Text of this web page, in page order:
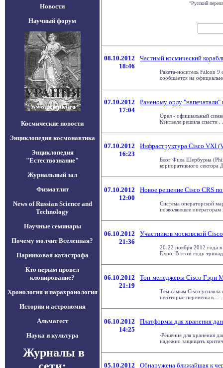
Новости
Научный форум
Космические новости
Энциклопедия космонавтика
Энциклопедия
"Естествознание"
Журнальный зал
Физматлит
News of Russian Science and
Technology
Научные семинары
Почему молчит Вселенная?
Парниковая катастрофа
Кто перым провел
клонирование?
Хронология и парахронология
История и астрономия
Альмагест
Наука и культура
Журналы в
"Русский
08.10.2012
18:46
Частный космический
Ракета-носитель Falcon
сообщается на
07.10.2012
17:04
Раненому орлу "напечатали"
Орел - официальный
Кэнтвелл решила спасти .
07.10.2012
16:23
Инфраструктура Cisco VXI
Блог Фила Шербурна (Phil
корпоративного сектора
07.10.2012
12:00
Новое решение Cisco CRS
Cистема операторской
позволяющее
06.10.2012
21:36
Участников московской
20-22 ноября 2012 года
Expo. В этом году
06.10.2012
21:19
Топ-менеджеры Cisco Гэри
Тем самым Cisco усилила
некоторые перемены в . . .
06.10.2012
14:25
Платформы для хранения
∙Решения для хранения
надежно защищать
05.10.2012 Обнаружена ближайшая к